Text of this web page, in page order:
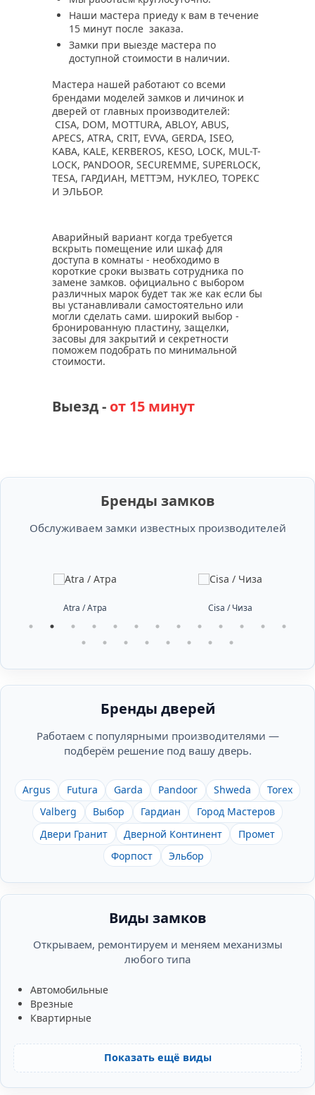
Наши мастера приеду к вам в течение
15 минут после заказа.
Замки при выезде мастера по
доступной стоимости в наличии.
Мастера нашей работают со всеми
брендами моделей замков и личинок и
дверей от главных производителей:
CISA, DOM, MOTTURA, ABLOY, ABUS,
APECS, ATRA, CRIT, EVVA, GERDA, ISEO,
KABA, KALE, KERBEROS, KESO, LOCK, MUL-T-
LOCK, PANDOOR, SECUREMME, SUPERLOCK,
TESA, ГАРДИАН, МЕТТЭМ, НУКЛЕО, ТОРЕКС
И ЭЛЬБОР.
Аварийный вариант когда требуется
вскрыть помещение или шкаф для
доступа в комнаты - необходимо в
короткие сроки вызвать сотрудника по
замене замков. официально с выбором
различных марок будет так же как если бы
вы устанавливали самостоятельно или
могли сделать сами. широкий выбор -
бронированную пластину, защелки,
засовы для закрытий и секретности
поможем подобрать по минимальной
стоимости.
Выезд - от 15 минут
Бренды замков
Обслуживаем замки известных производителей
Atra / Атра Cisa / Чиза
Бренды дверей
Работаем с популярными производителями —
подберём решение под вашу дверь.
Argus Futura Garda Pandoor Shweda
Torex
Valberg
Выбор Гардиан
Город Мастеров
Двери Гранит
Дверной Континент
Промет
Форпост
Эльбор
Виды замков
Открываем, ремонтируем и меняем механизмы
любого типа
Автомобильные
Врезные
Квартирные
Показать ещё виды